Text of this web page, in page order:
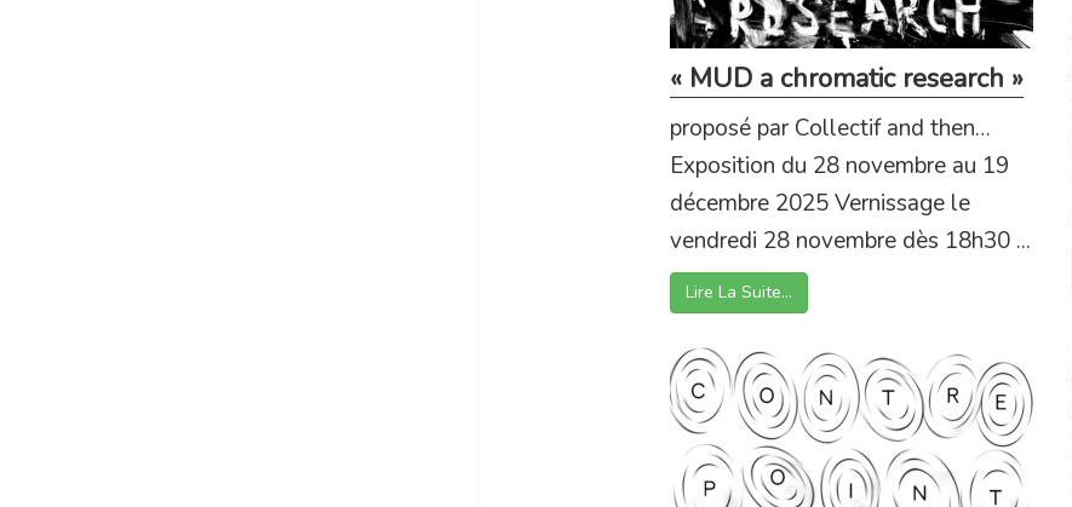
« MUD a chromatic research »
proposé par Collectif and then…
Exposition du 28 novembre au 19
décembre 2025 Vernissage le
vendredi 28 novembre dès 18h30 ...
Lire La Suite…